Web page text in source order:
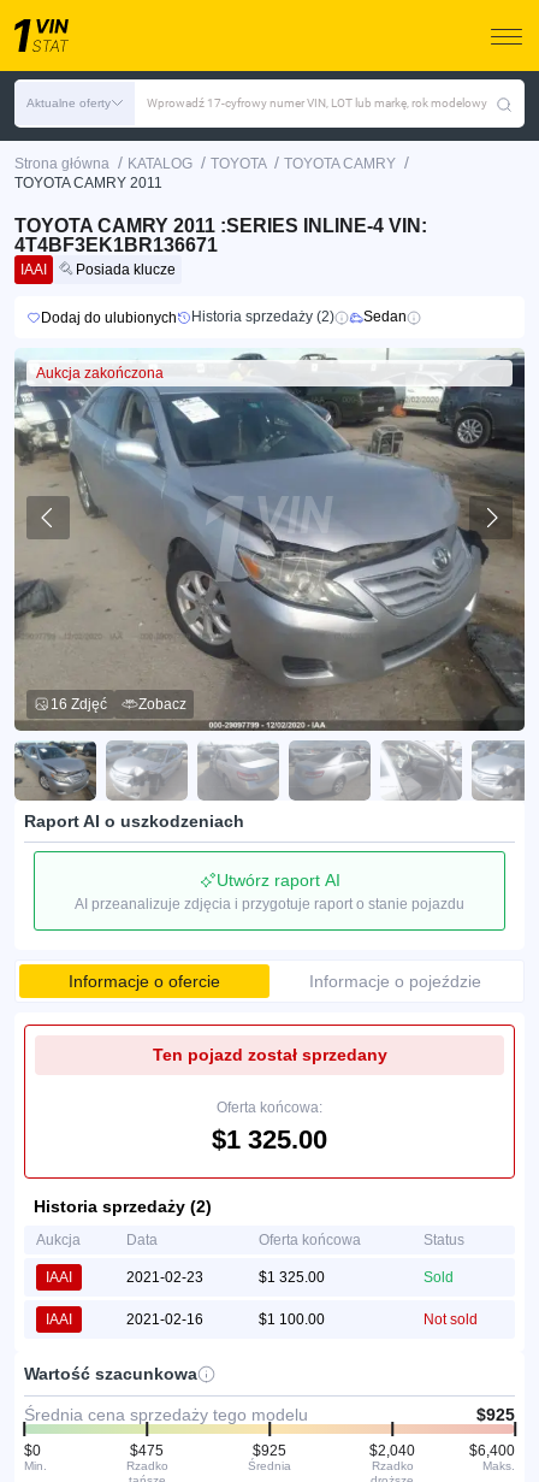
Aktualne oferty Wprowadź 17-cyfrowy numer VIN, LOT lub markę, rok modelowy
Strona główna / KATALOG / TOYOTA / TOYOTA CAMRY /
TOYOTA CAMRY 2011
TOYOTA CAMRY 2011 :SERIES INLINE-4 VIN:
4T4BF3EK1BR136671
IAAI Posiada klucze
Dodaj do ulubionych Historia sprzedaży (2) Sedan
Aukcja zakończona
16 Zdjęć Zobacz
Raport AI o uszkodzeniach
Utwórz raport AI
AI przeanalizuje zdjęcia i przygotuje raport o stanie pojazdu
Informacje o ofercie Informacje o pojeździe
Ten pojazd został sprzedany
Oferta końcowa:
$1 325.00
Historia sprzedaży (2)
Aukcja Data Oferta końcowa Status
IAAI 2021-02-23 $1 325.00 Sold
IAAI 2021-02-16 $1 100.00 Not sold
Wartość szacunkowa
Średnia cena sprzedaży tego modelu $925
$0
Min.
$475
Rzadko
$925
Średnia
$2,040
Rzadko
$6,400
Maks.